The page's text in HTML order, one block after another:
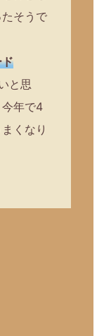
そうで
と思
年で4
くなり